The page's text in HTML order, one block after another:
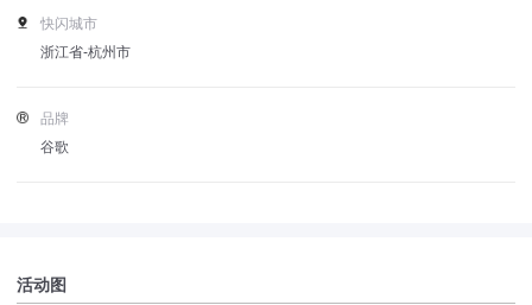
快闪城市
浙江省-杭州市
品牌
谷歌
活动图